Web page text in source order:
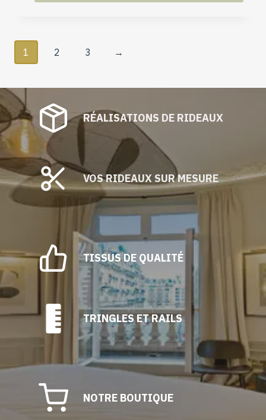
1 2 3 →
RÉALISATIONS DE RIDEAUX
VOS RIDEAUX SUR MESURE
TISSUS DE QUALITÉ
TRINGLES ET RAILS
NOTRE BOUTIQUE